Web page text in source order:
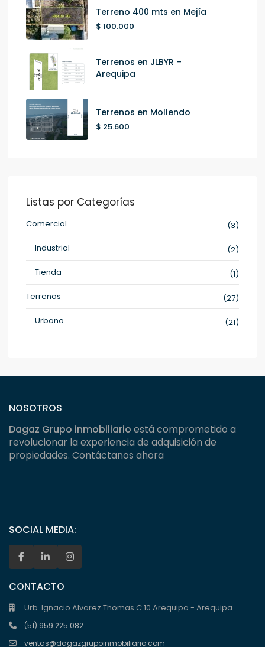
Terreno 400 mts en Mejía
$ 100.000
Terrenos en JLBYR –
Arequipa
Terrenos en Mollendo
$ 25.600
Listas por Categorías
Comercial
(3)
Industrial
(2)
Tienda
(1)
Terrenos
(27)
Urbano
(21)
NOSOTROS
Dagaz Grupo inmobiliario está comprometido a
revolucionar la experiencia de adquisición de
propiedades. Contáctanos ahora
SOCIAL MEDIA:
CONTACTO
Urb. Ignacio Alvarez Thomas C 10 Arequipa - Arequipa
(51) 959 225 082
ventas@dagazgrupoinmobiliario.com